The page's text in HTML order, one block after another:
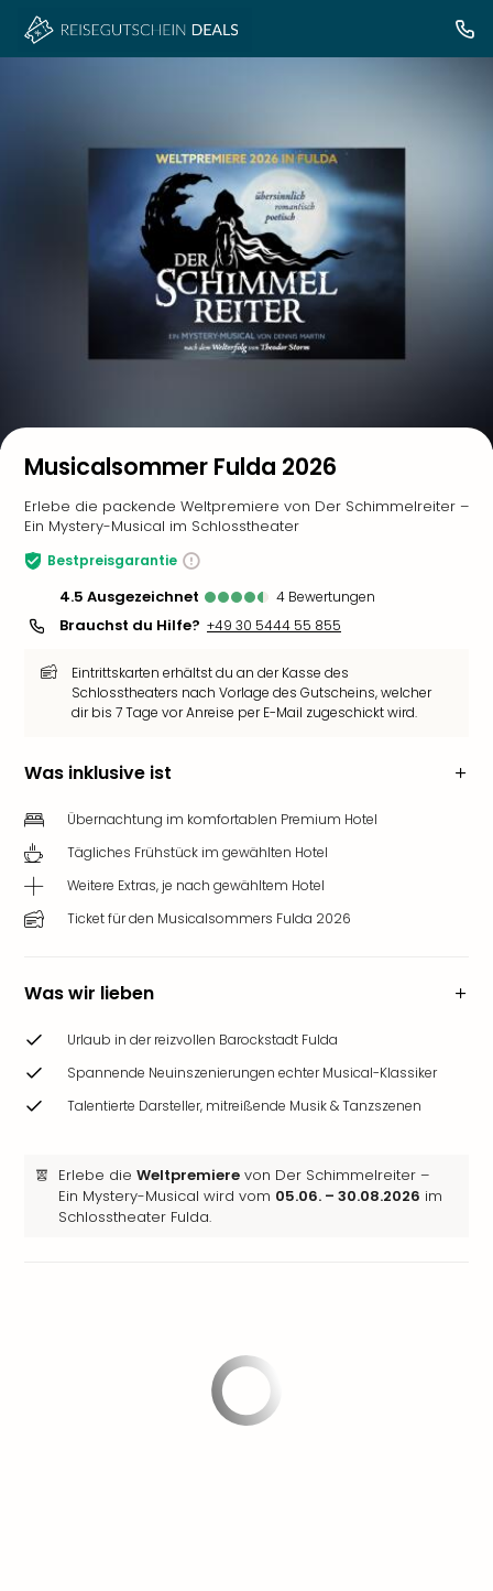
Musicalsommer Fulda 2026
Erlebe die packende Weltpremiere von Der Schimmelreiter –
Ein Mystery-Musical im Schlosstheater
Bestpreisgarantie
4.5 ausgezeichnet 4 Bewertungen
Brauchst du Hilfe? +49 30 5444 55 855
Eintrittskarten erhältst du an der Kasse des
Schlosstheaters nach Vorlage des Gutscheins, welcher
dir bis 7 Tage vor Anreise per E-Mail zugeschickt wird.
Was inklusive ist
Übernachtung im komfortablen Premium Hotel
Tägliches Frühstück im gewählten Hotel
Weitere Extras, je nach gewähltem Hotel
Ticket für den Musicalsommers Fulda 2026
Was wir lieben
Urlaub in der reizvollen Barockstadt Fulda
Spannende Neuinszenierungen echter Musical-Klassiker
Talentierte Darsteller, mitreißende Musik & Tanzszenen
Erlebe die Weltpremiere von Der Schimmelreiter –
Ein Mystery-Musical wird vom 05.06. – 30.08.2026 im
Schlosstheater Fulda.